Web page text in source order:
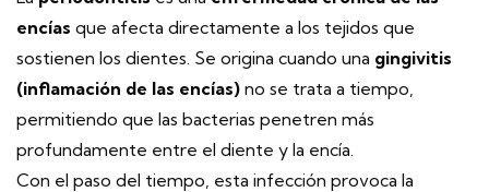
encías que afecta directamente a los tejidos que
sostienen los dientes. Se origina cuando una gingivitis
(inflamación de las encías) no se trata a tiempo,
permitiendo que las bacterias penetren más
profundamente entre el diente y la encía.
Con el paso del tiempo, esta infección provoca la